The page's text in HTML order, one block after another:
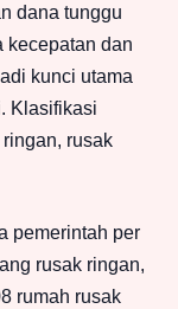
dana tunggu
kecepatan dan
kunci utama
Klasifikasi
rusak
pemerintah per
rusak ringan,
rumah rusak